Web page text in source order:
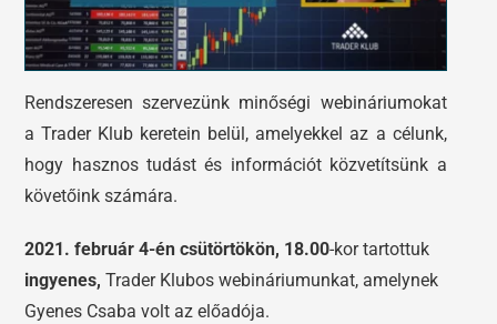
Segítség és támogatás
Rendszeresen szervezünk minőségi webináriumokat
a Trader Klub keretein belül, amelyekkel az a célunk,
hogy hasznos tudást és információt közvetítsünk a
követőink számára.
2021. február 4-én csütörtökön, 18.00-kor tartottuk
ingyenes, Trader Klubos webináriumunkat, amelynek
Gyenes Csaba volt az előadója.